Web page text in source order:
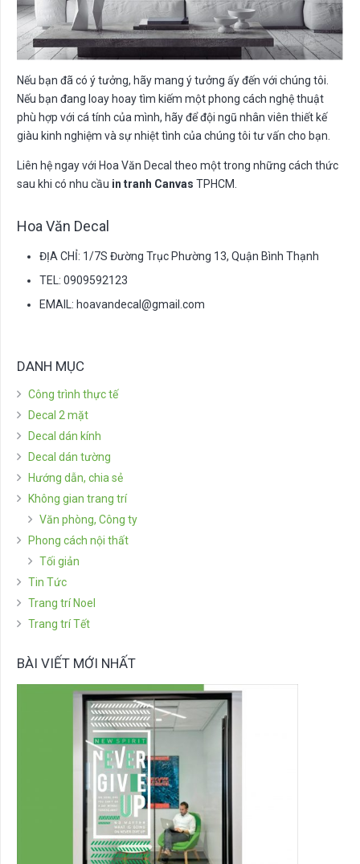
Nếu bạn đã có ý tưởng, hãy mang ý tưởng ấy đến với chúng tôi.
Nếu bạn đang loay hoay tìm kiếm một phong cách nghệ thuật
phù hợp với cá tính của mình, hãy để đội ngũ nhân viên thiết kế
giàu kinh nghiệm và sự nhiệt tình của chúng tôi tư vấn cho bạn.
Liên hệ ngay với Hoa Văn Decal theo một trong những cách thức
sau khi có nhu cầu in tranh Canvas TPHCM.
Hoa Văn Decal
ĐỊA CHỈ: 1/7S Đường Trục Phường 13, Quận Bình Thạnh
TEL: 0909592123
EMAIL: hoavandecal@gmail.com
DANH MỤC
Công trình thực tế
Decal 2 mặt
Decal dán kính
Decal dán tường
Hướng dẫn, chia sẻ
Không gian trang trí
Văn phòng, Công ty
Phong cách nội thất
Tối giản
Tin Tức
Trang trí Noel
Trang trí Tết
BÀI VIẾT MỚI NHẤT